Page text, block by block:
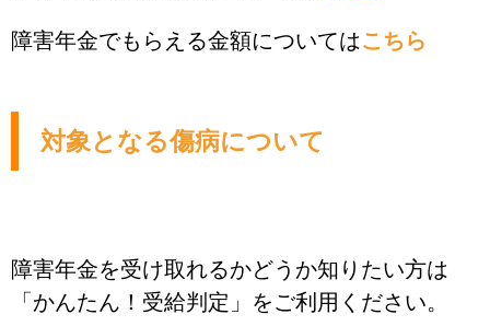
障害年金でもらえる金額についてはこちら
対象となる傷病について
障害年金を受け取れるかどうか知りたい方は
「かんたん！受給判定」をご利用ください。